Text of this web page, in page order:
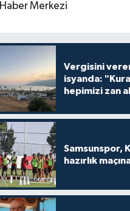
Haber Merkezi
Vergisini
isyanda:
hepimizi zan
Samsunspor,
hazırlık